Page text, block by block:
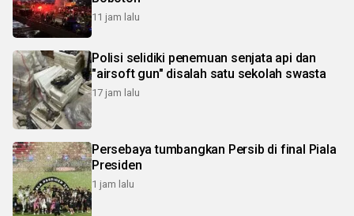
11 jam lalu
Polisi selidiki penemuan senjata api dan
"airsoft gun" disalah satu sekolah swasta
17 jam lalu
Persebaya tumbangkan Persib di final Piala
Presiden
1 jam lalu